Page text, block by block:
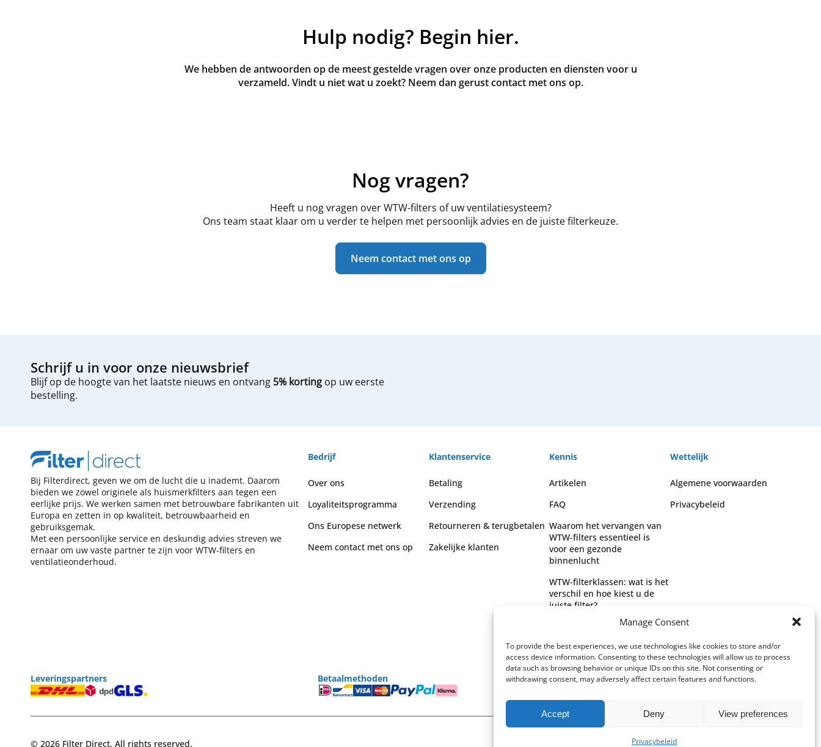
Manage Consent
To provide the best experiences, we use technologies like cookies to store and/or
access device information. Consenting to these technologies will allow us to process
data such as browsing behavior or unique IDs on this site. Not consenting or
withdrawing consent, may adversely affect certain features and functions.
Accept Deny View preferences
Privacybeleid
Hulp nodig? Begin hier.
We hebben de antwoorden op de meest gestelde vragen over onze producten en diensten voor u
verzameld. Vindt u niet wat u zoekt? Neem dan gerust contact met ons op.
Nog vragen?
Heeft u nog vragen over WTW-filters of uw ventilatiesysteem?
Ons team staat klaar om u verder te helpen met persoonlijk advies en de juiste filterkeuze.
Neem contact met ons op
Schrijf u in voor onze nieuwsbrief
Blijf op de hoogte van het laatste nieuws en ontvang 5% korting op uw eerste
bestelling.
Bij Filterdirect, geven we om de lucht die u inademt. Daarom
bieden we zowel originele als huismerkfilters aan tegen een
eerlijke prijs. We werken samen met betrouwbare fabrikanten uit
Europa en zetten in op kwaliteit, betrouwbaarheid en
gebruiksgemak.
Met een persoonlijke service en deskundig advies streven we
ernaar om uw vaste partner te zijn voor WTW-filters en
ventilatieonderhoud.
Bedrijf
Over ons
Loyaliteitsprogramma
Ons Europese netwerk
Neem contact met ons op
Klantenservice
Betaling
Verzending
Retourneren & terugbetalen
Zakelijke klanten
Kennis
Artikelen
FAQ
Waarom het vervangen van
WTW-filters essentieel is
voor een gezonde
binnenlucht
WTW-filterklassen: wat is het
verschil en hoe kiest u de
juiste filter?
Complete gids voor WTW-
de juiste filter
Wettelijk
Algemene voorwaarden
Privacybeleid
Leveringspartners Betaalmethoden
© 2026 Filter Direct. All rights reserved.